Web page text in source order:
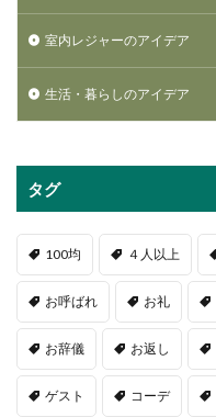
室内レジャーのアイデア
生活・暮らしのアイデア
タグ
100均 ４人以上
お呼ばれ お礼
お辞儀 お返し
ゲスト コーデ